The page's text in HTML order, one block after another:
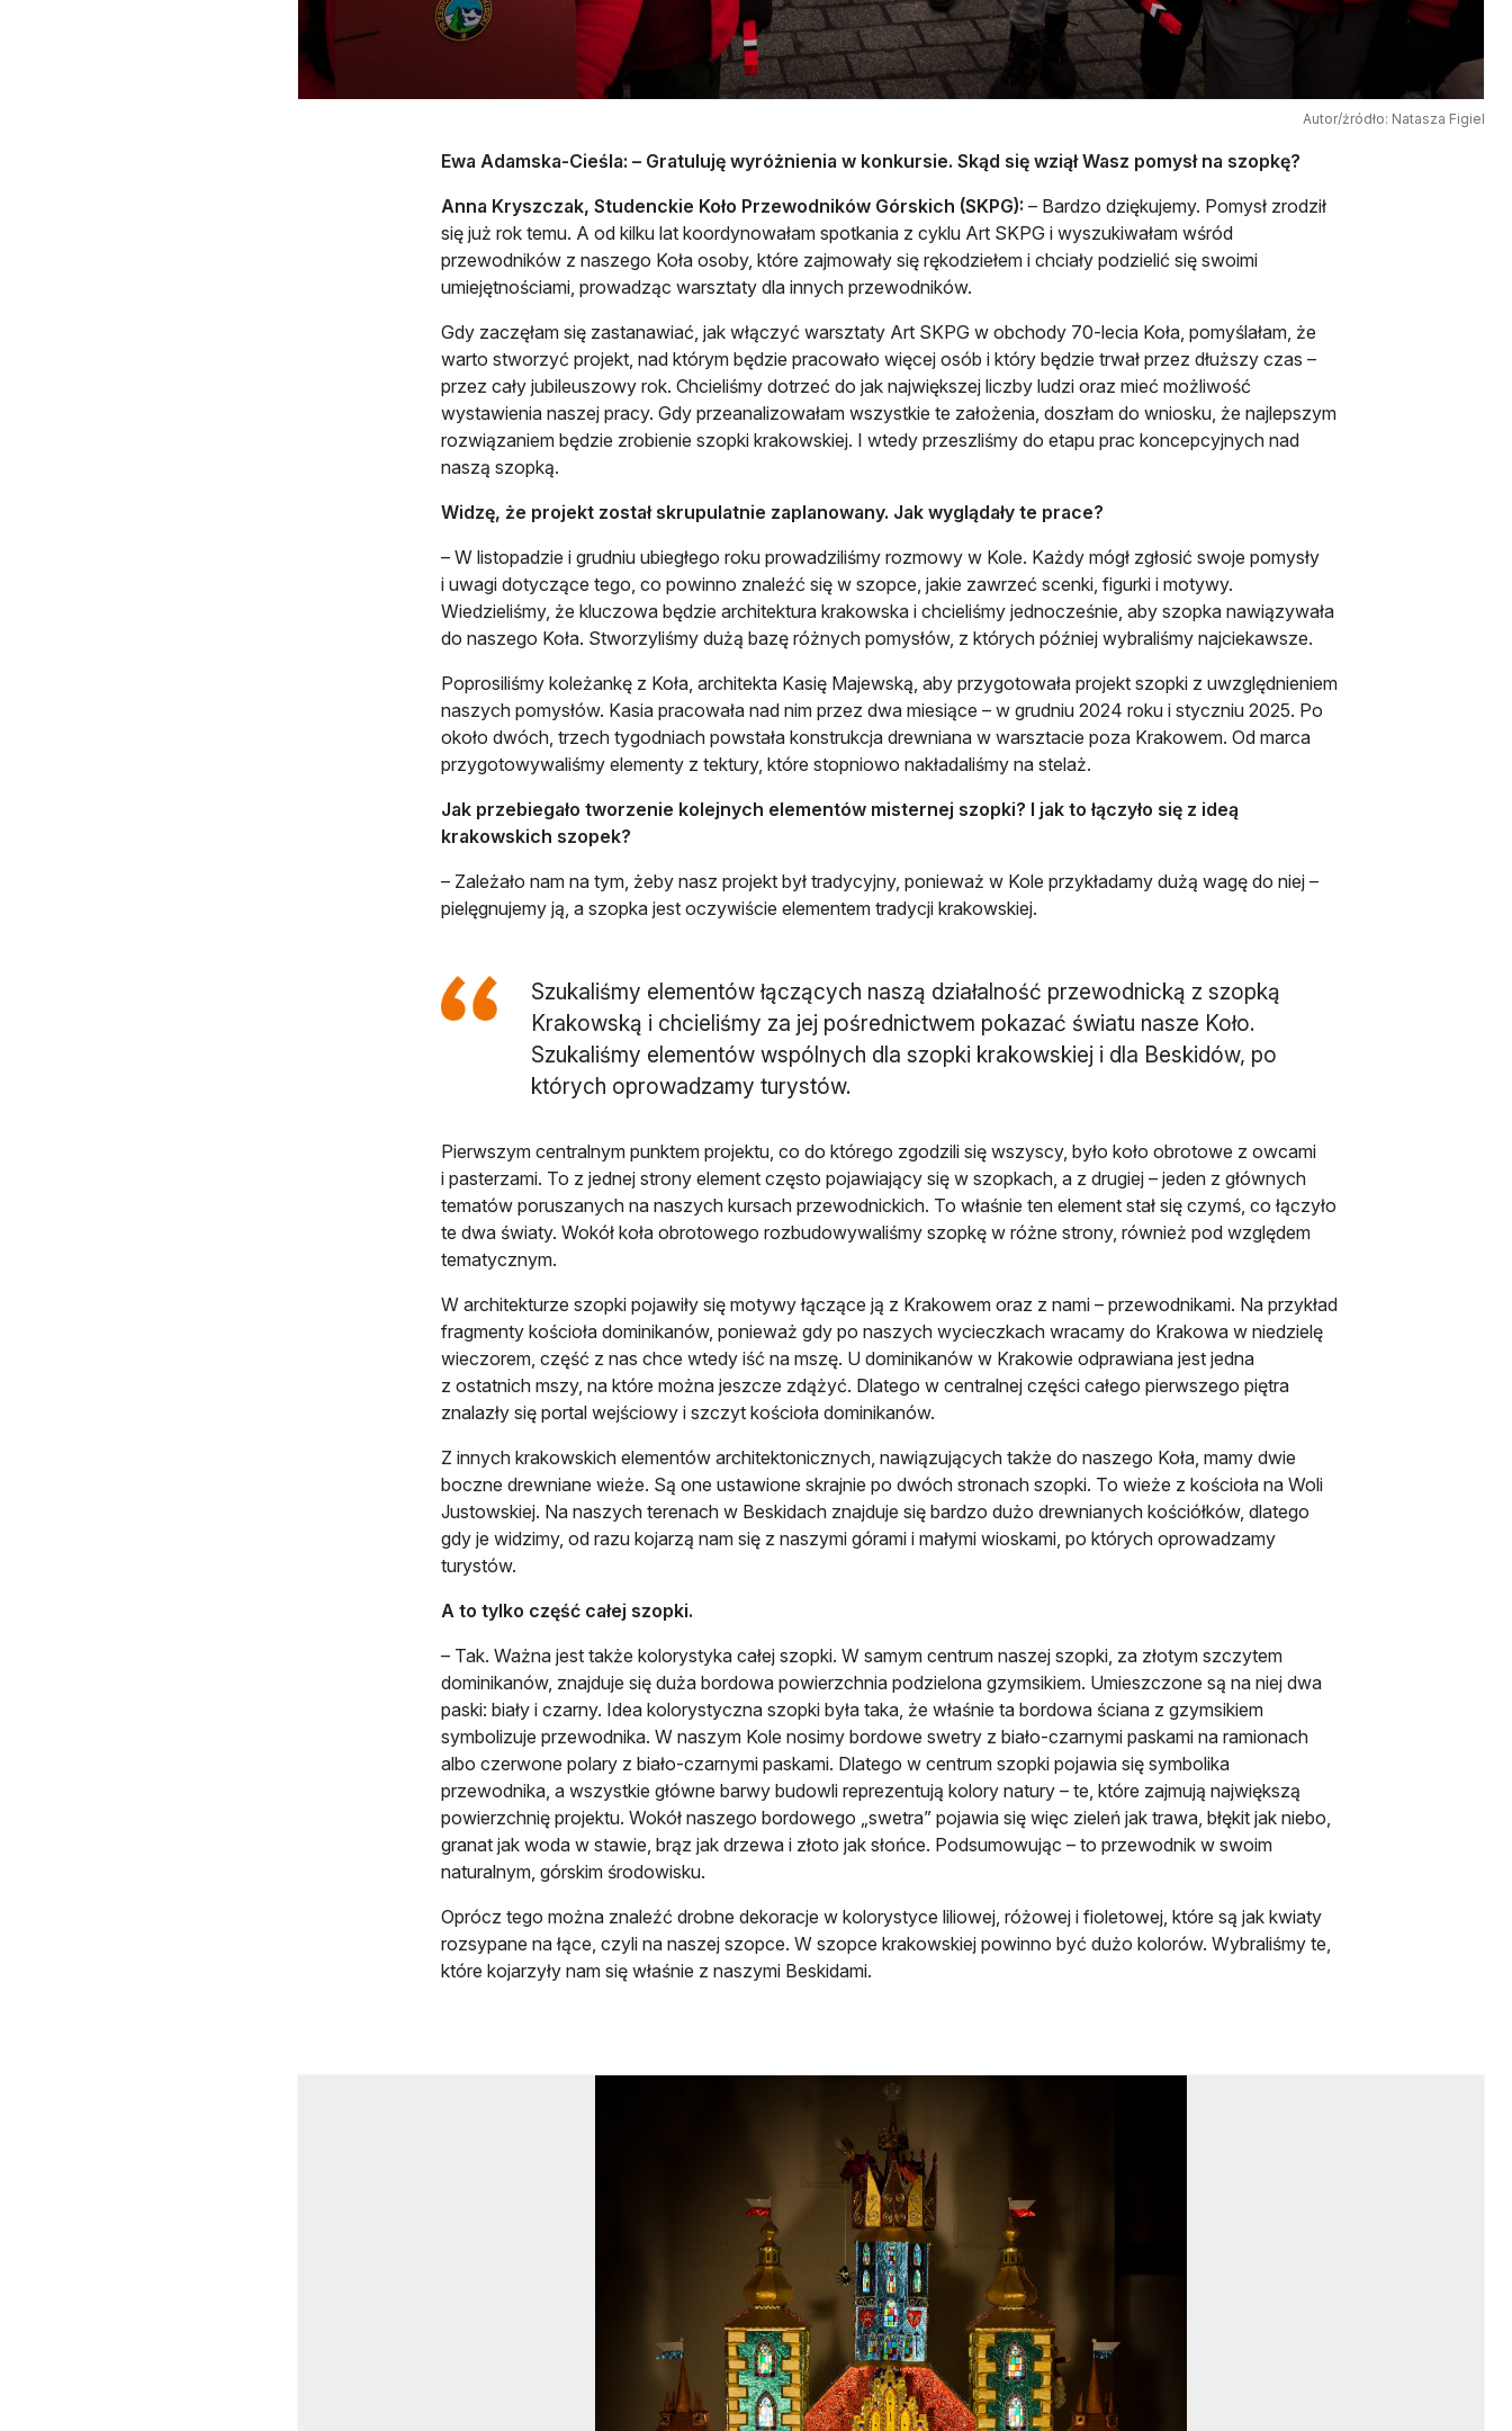
Autor/źródło: Natasza Figiel
Ewa Adamska-Cieśla: – Gratuluję wyróżnienia w konkursie. Skąd się wziął Wasz pomysł na szopkę?
Anna Kryszczak, Studenckie Koło Przewodników Górskich (SKPG): – Bardzo dziękujemy. Pomysł zrodził
się już rok temu. A od kilku lat koordynowałam spotkania z cyklu Art SKPG i wyszukiwałam wśród
przewodników z naszego Koła osoby, które zajmowały się rękodziełem i chciały podzielić się swoimi
umiejętnościami, prowadząc warsztaty dla innych przewodników.
Gdy zaczęłam się zastanawiać, jak włączyć warsztaty Art SKPG w obchody 70-lecia Koła, pomyślałam, że
warto stworzyć projekt, nad którym będzie pracowało więcej osób i który będzie trwał przez dłuższy czas –
przez cały jubileuszowy rok. Chcieliśmy dotrzeć do jak największej liczby ludzi oraz mieć możliwość
wystawienia naszej pracy. Gdy przeanalizowałam wszystkie te założenia, doszłam do wniosku, że najlepszym
rozwiązaniem będzie zrobienie szopki krakowskiej. I wtedy przeszliśmy do etapu prac koncepcyjnych nad
naszą szopką.
Widzę, że projekt został skrupulatnie zaplanowany. Jak wyglądały te prace?
– W listopadzie i grudniu ubiegłego roku prowadziliśmy rozmowy w Kole. Każdy mógł zgłosić swoje pomysły
i uwagi dotyczące tego, co powinno znaleźć się w szopce, jakie zawrzeć scenki, figurki i motywy.
Wiedzieliśmy, że kluczowa będzie architektura krakowska i chcieliśmy jednocześnie, aby szopka nawiązywała
do naszego Koła. Stworzyliśmy dużą bazę różnych pomysłów, z których później wybraliśmy najciekawsze.
Poprosiliśmy koleżankę z Koła, architekta Kasię Majewską, aby przygotowała projekt szopki z uwzględnieniem
naszych pomysłów. Kasia pracowała nad nim przez dwa miesiące – w grudniu 2024 roku i styczniu 2025. Po
około dwóch, trzech tygodniach powstała konstrukcja drewniana w warsztacie poza Krakowem. Od marca
przygotowywaliśmy elementy z tektury, które stopniowo nakładaliśmy na stelaż.
Jak przebiegało tworzenie kolejnych elementów misternej szopki? I jak to łączyło się z ideą
krakowskich szopek?
– Zależało nam na tym, żeby nasz projekt był tradycyjny, ponieważ w Kole przykładamy dużą wagę do niej –
pielęgnujemy ją, a szopka jest oczywiście elementem tradycji krakowskiej.
Szukaliśmy elementów łączących naszą działalność przewodnicką z szopką
Krakowską i chcieliśmy za jej pośrednictwem pokazać światu nasze Koło.
Szukaliśmy elementów wspólnych dla szopki krakowskiej i dla Beskidów, po
których oprowadzamy turystów.
Pierwszym centralnym punktem projektu, co do którego zgodzili się wszyscy, było koło obrotowe z owcami
i pasterzami. To z jednej strony element często pojawiający się w szopkach, a z drugiej – jeden z głównych
tematów poruszanych na naszych kursach przewodnickich. To właśnie ten element stał się czymś, co łączyło
te dwa światy. Wokół koła obrotowego rozbudowywaliśmy szopkę w różne strony, również pod względem
tematycznym.
W architekturze szopki pojawiły się motywy łączące ją z Krakowem oraz z nami – przewodnikami. Na przykład
fragmenty kościoła dominikanów, ponieważ gdy po naszych wycieczkach wracamy do Krakowa w niedzielę
wieczorem, część z nas chce wtedy iść na mszę. U dominikanów w Krakowie odprawiana jest jedna
z ostatnich mszy, na które można jeszcze zdążyć. Dlatego w centralnej części całego pierwszego piętra
znalazły się portal wejściowy i szczyt kościoła dominikanów.
Z innych krakowskich elementów architektonicznych, nawiązujących także do naszego Koła, mamy dwie
boczne drewniane wieże. Są one ustawione skrajnie po dwóch stronach szopki. To wieże z kościoła na Woli
Justowskiej. Na naszych terenach w Beskidach znajduje się bardzo dużo drewnianych kościółków, dlatego
gdy je widzimy, od razu kojarzą nam się z naszymi górami i małymi wioskami, po których oprowadzamy
turystów.
A to tylko część całej szopki.
– Tak. Ważna jest także kolorystyka całej szopki. W samym centrum naszej szopki, za złotym szczytem
dominikanów, znajduje się duża bordowa powierzchnia podzielona gzymsikiem. Umieszczone są na niej dwa
paski: biały i czarny. Idea kolorystyczna szopki była taka, że właśnie ta bordowa ściana z gzymsikiem
symbolizuje przewodnika. W naszym Kole nosimy bordowe swetry z biało-czarnymi paskami na ramionach
albo czerwone polary z biało-czarnymi paskami. Dlatego w centrum szopki pojawia się symbolika
przewodnika, a wszystkie główne barwy budowli reprezentują kolory natury – te, które zajmują największą
powierzchnię projektu. Wokół naszego bordowego „swetra” pojawia się więc zieleń jak trawa, błękit jak niebo,
granat jak woda w stawie, brąz jak drzewa i złoto jak słońce. Podsumowując – to przewodnik w swoim
naturalnym, górskim środowisku.
Oprócz tego można znaleźć drobne dekoracje w kolorystyce liliowej, różowej i fioletowej, które są jak kwiaty
rozsypane na łące, czyli na naszej szopce. W szopce krakowskiej powinno być dużo kolorów. Wybraliśmy te,
które kojarzyły nam się właśnie z naszymi Beskidami.